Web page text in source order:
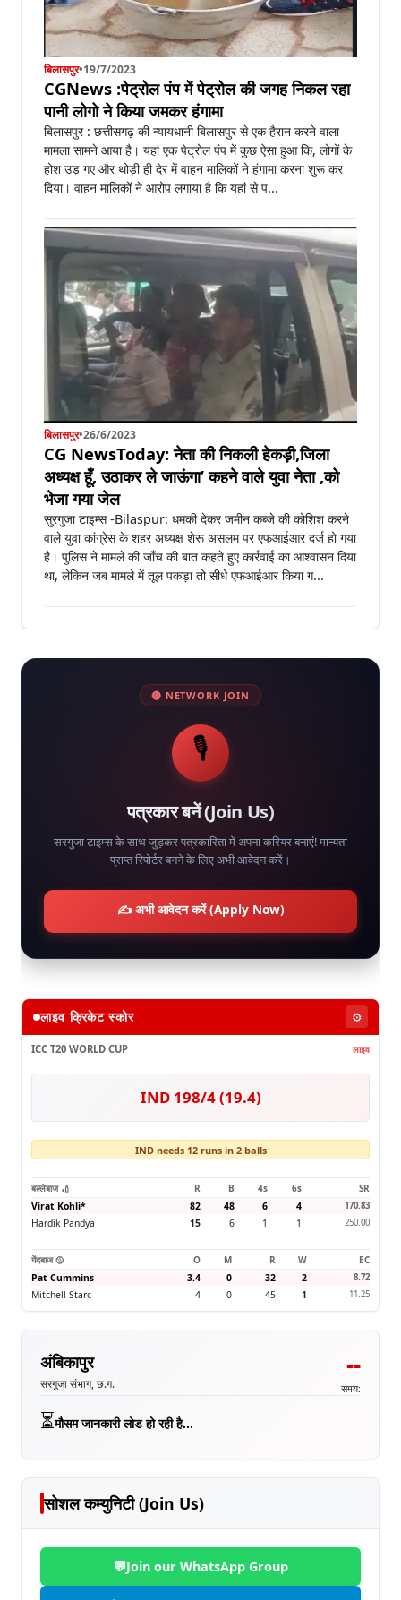
बिलासपुर•19/7/2023
CGNews :पेट्रोल पंप में पेट्रोल की जगह निकल रहा
पानी लोगो ने किया जमकर हंगामा
बिलासपुर : छत्तीसगढ़ की न्यायधानी बिलासपुर से एक हैरान करने वाला
मामला सामने आया है। यहां एक पेट्रोल पंप में कुछ ऐसा हुआ कि, लोगों के
होश उड़ गए और थोड़ी ही देर में वाहन मालिकों ने हंगामा करना शुरू कर
दिया। वाहन मालिकों ने आरोप लगाया है कि यहां से प...
बिलासपुर•26/6/2023
CG NewsToday: नेता की निकली हेकड़ी,जिला
अध्यक्ष हूँ, उठाकर ले जाऊंगा’ कहने वाले युवा नेता ,को
भेजा गया जेल
सुरगुजा टाइम्स -Bilaspur: धमकी देकर जमीन कब्जे की कोशिश करने
वाले युवा कांग्रेस के शहर अध्यक्ष शेरू असलम पर एफआईआर दर्ज हो गया
है। पुलिस ने मामले की जाँच की बात कहते हुए कार्रवाई का आश्वासन दिया
था, लेकिन जब मामले में तूल पकड़ा तो सीधे एफआईआर किया ग...
🔴 NETWORK JOIN
🎙️
पत्रकार बनें (Join Us)
सरगुजा टाइम्स के साथ जुड़कर पत्रकारिता में अपना करियर बनाएं! मान्यता
प्राप्त रिपोर्टर बनने के लिए अभी आवेदन करें।
✍️ अभी आवेदन करें (Apply Now)
लाइव क्रिकेट स्कोर ⚙️
ICC T20 WORLD CUP लाइव
IND 198/4 (19.4)
IND needs 12 runs in 2 balls
बल्लेबाज 🏏 R B 4s 6s
SR
Virat Kohli* 82 48 6 4 170.83
Hardik Pandya 15 6 1 1 250.00
गेंदबाज 🥎 O M R W
EC
Pat Cummins
3.4 0 32 2 8.72
Mitchell Starc 4 0 45 1 11.25
अंबिकापुर
सरगुजा संभाग, छ.ग.
--
समय:
⏳मौसम जानकारी लोड हो रही है...
सोशल कम्युनिटी (Join Us)
💬Join our WhatsApp Group